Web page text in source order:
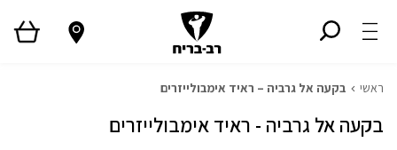
ראשי בקעה אל גרביה – ראיד אימבולייזרים
בקעה אל גרביה - ראיד אימבולייזרים